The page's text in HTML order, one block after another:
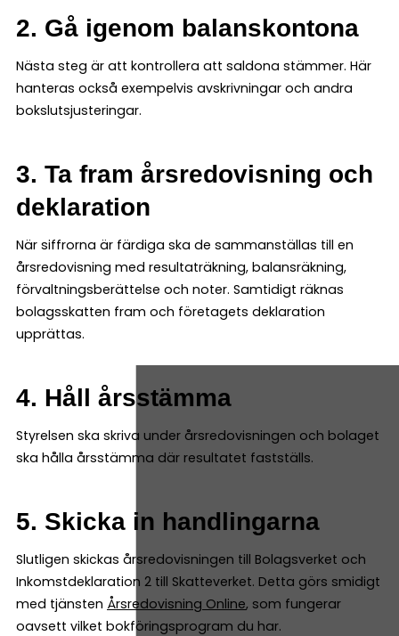
2. Gå igenom balanskontona
Nästa steg är att kontrollera att saldona stämmer. Här
hanteras också exempelvis avskrivningar och andra
bokslutsjusteringar.
3. Ta fram årsredovisning och
deklaration
När siffrorna är färdiga ska de sammanställas till en
årsredovisning med resultaträkning, balansräkning,
förvaltningsberättelse och noter. Samtidigt räknas
bolagsskatten fram och företagets deklaration
upprättas.
4. Håll årsstämma
Styrelsen ska skriva under årsredovisningen och bolaget
ska hålla årsstämma där resultatet fastställs.
5. Skicka in handlingarna
Slutligen skickas årsredovisningen till Bolagsverket och
Inkomstdeklaration 2 till Skatteverket. Detta görs smidigt
med tjänsten Årsredovisning Online, som fungerar
oavsett vilket bokföringsprogram du har.